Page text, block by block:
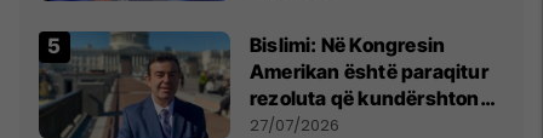
Bislimi: Në Kongresin
Amerikan është paraqitur
rezoluta që kundërshton
mbajtjen e Asamblesë
27/07/2026